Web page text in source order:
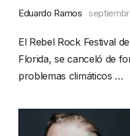
Eduardo Ramos
El Rebel Rock Festival
Florida, se canceló de
problemas climáticos …